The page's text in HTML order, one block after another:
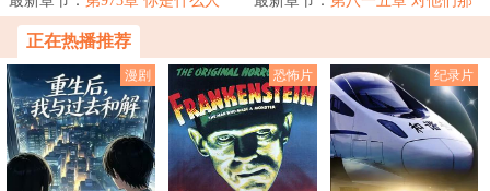
正在热播推荐
漫剧 恐怖片 纪录片